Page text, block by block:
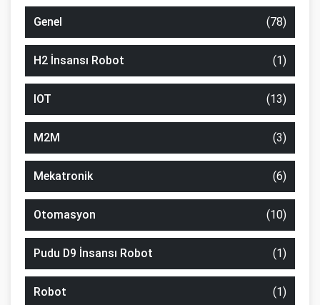
Genel (78)
H2 İnsansı Robot (1)
IOT (13)
M2M (3)
Mekatronik (6)
Otomasyon (10)
Pudu D9 İnsansı Robot (1)
Robot (1)